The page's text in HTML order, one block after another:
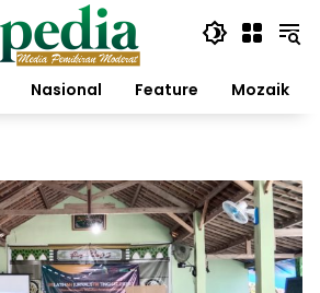
Nasional Feature Mozaik